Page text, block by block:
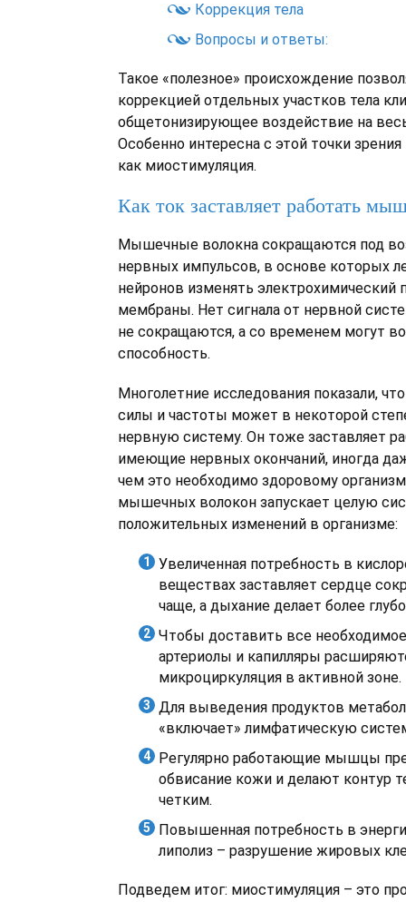
Коррекция тела
Вопросы и ответы:
Такое «полезное» происхождение
коррекцией отдельных участков тела
общетонизирующее воздействие на
Особенно интересна с этой точки зрения
как миостимуляция.
Как ток заставляет работать
Мышечные волокна сокращаются под
нервных импульсов, в основе которых
нейронов изменять электрохимический
мембраны. Нет сигнала от нервной
не сокращаются, а со временем могут
способность.
Многолетние исследования показали,
силы и частоты может в некоторой
нервную систему. Он тоже заставляет
имеющие нервных окончаний, иногда
чем это необходимо здоровому
мышечных волокон запускает целую
положительных изменений в организме:
Увеличенная потребность в
веществах заставляет сердце
чаще, а дыхание делает более
Чтобы доставить все
артериолы и капилляры
микроциркуляция в активной зоне.
Для выведения продуктов
«включает» лимфатическую
Регулярно работающие мышцы
обвисание кожи и делают контур
четким.
Повышенная потребность в
липолиз – разрушение жировых
Подведем итог: миостимуляция – это